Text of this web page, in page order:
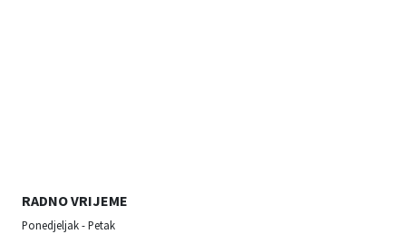
RADNO VRIJEME
Ponedjeljak - Petak